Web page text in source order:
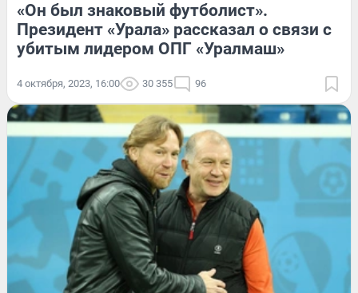
«Он был знаковый футболист».
Президент «Урала» рассказал о связи с
убитым лидером ОПГ «Уралмаш»
4 октября, 2023, 16:00 30 355 96